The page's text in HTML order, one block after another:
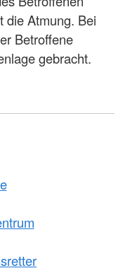
die Atmung. Bei
Betroffene
gebracht.